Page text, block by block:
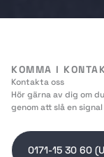
KOMMA I
Kontakta oss
Hör gärna av dig om
genom att slå en
0171-15 30 60